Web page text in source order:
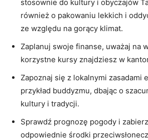
stosownie do ⁢kultury i obyczajów
również o pakowaniu​ lekkich⁤ i
ze względu na⁢ gorący klimat.
Zaplanuj swoje finanse, ‌uważaj⁤ na
korzystne kursy ​znajdziesz w
Zapoznaj się z lokalnymi zasadami
przykład buddyzmu, ⁤dbając o
kultury i tradycji.
Sprawdź prognozę pogody i
odpowiednie środki